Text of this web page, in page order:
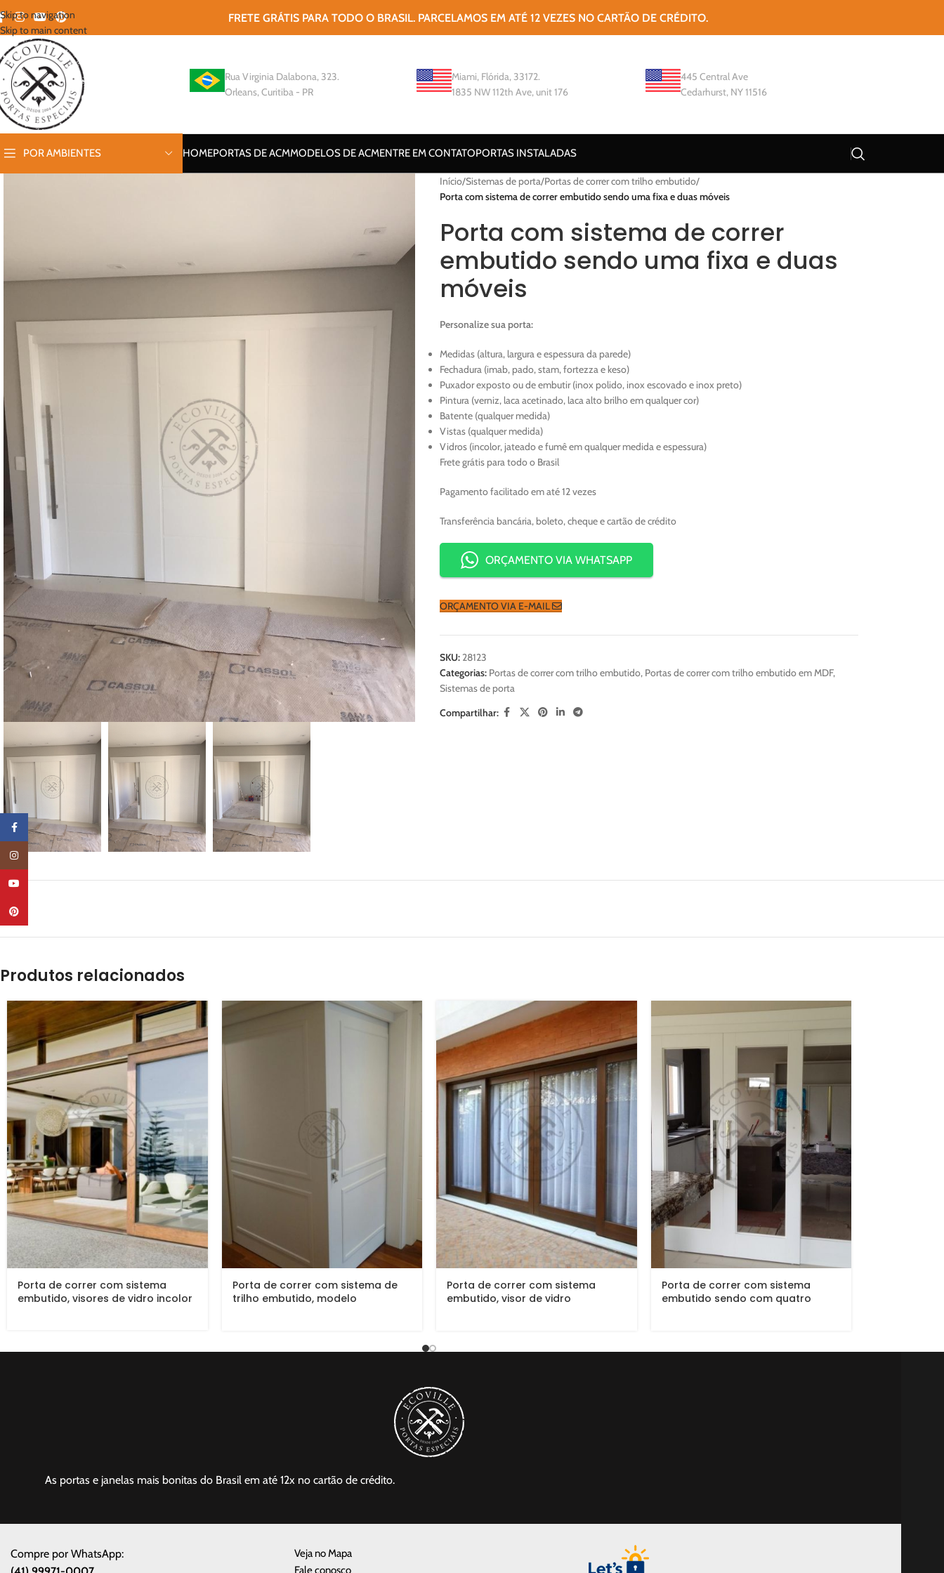
Skip to navigation
Skip to main content
FRETE GRÁTIS PARA TODO O BRASIL. PARCELAMOS EM ATÉ 12 VEZES NO CARTÃO DE CRÉDITO.
Rua Virginia Dalabona, 323.
Orleans, Curitiba - PR
Miami, Flórida, 33172.
1835 NW 112th Ave, unit 176
445 Central Ave
Cedarhurst, NY 11516
POR AMBIENTES HOMEPORTAS DE ACMMODELOS DE ACMENTRE EM CONTATOPORTAS INSTALADAS
Início/Sistemas de porta/Portas de correr com trilho embutido/
Porta com sistema de correr embutido sendo uma fixa e duas móveis
Porta com sistema de correr
embutido sendo uma fixa e duas
móveis
Personalize sua porta:
Medidas (altura, largura e espessura da parede)
Fechadura (imab, pado, stam, fortezza e keso)
Puxador exposto ou de embutir (inox polido, inox escovado e inox preto)
Pintura (verniz, laca acetinado, laca alto brilho em qualquer cor)
Batente (qualquer medida)
Vistas (qualquer medida)
Vidros (incolor, jateado e fumê em qualquer medida e espessura)
Frete grátis para todo o Brasil
Pagamento facilitado em até 12 vezes
Transferência bancária, boleto, cheque e cartão de crédito
ORÇAMENTO VIA WHATSAPP
ORÇAMENTO VIA E-MAIL
SKU: 28123
Categorias: Portas de correr com trilho embutido, Portas de correr com trilho embutido em MDF,
Sistemas de porta
Compartilhar:
Produtos relacionados
Porta de correr com sistema
embutido, visores de vidro incolor
Porta de correr com sistema de
trilho embutido, modelo
Porta de correr com sistema
embutido, visor de vidro
Porta de correr com sistema
embutido sendo com quatro
As portas e janelas mais bonitas do Brasil em até 12x no cartão de crédito.
Compre por WhatsApp:
Veja no Mapa
Fale conosco
Facebook
Instagram
YouTube